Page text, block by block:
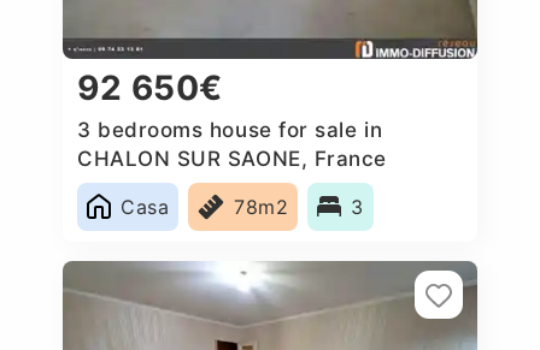
92 650€
3 bedrooms house for sale in
CHALON SUR SAONE, France
Casa
78m2 3